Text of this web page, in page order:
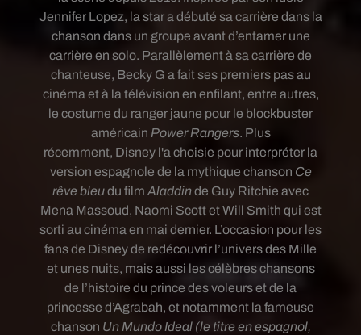
Jennifer Lopez, la star a débuté sa carrière dans la
chanson dans un groupe avant d’entamer une
carrière en solo. Parallèlement à sa carrière de
chanteuse, Becky G a fait ses premiers pas au
cinéma et à la télévision en enfilant, entre autres,
le costume du ranger jaune pour le blockbuster
américain Power Rangers. Plus
récemment, Disney l'a choisie pour interpréter la
version espagnole de la mythique chanson Ce
rêve bleudu film Aladdinde Guy Ritchie avec
Mena Massoud, Naomi Scott et Will Smith qui est
sorti au cinéma en mai dernier. L’occasion pour les
fans de Disney de redécouvrir l’univers des Mille
et unes nuits, mais aussi les célèbres chansons
de l’histoire du prince des voleurs et de la
princesse d’Agrabah, et notamment la fameuse
chanson Un Mundo Ideal (le titre en espagnol,